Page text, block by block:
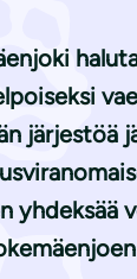
järjestöä
yhdeksää